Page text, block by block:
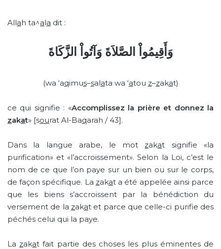
Allah ta^ala dit :
وَأَقِيمُواْ الصَّلاَةَ وَآتُواْ الزَّكَاةَ
(wa ‘aqimus–salata wa ‘atou z–zakat)
ce qui signifie : «Accomplissez la prière et donnez la
zakat» [sourat Al-Baqarah / 43].
Dans la langue arabe, le mot zakat signifie «la
purification» et «l’accroissement». Selon la Loi, c’est le
nom de ce que l’on paye sur un bien ou sur le corps,
de façon spécifique. La zakat a été appelée ainsi parce
que les biens s’accroissent par la bénédiction du
versement de la zakat et parce que celle-ci purifie des
péchés celui qui la paye.
La zakat fait partie des choses les plus éminentes de